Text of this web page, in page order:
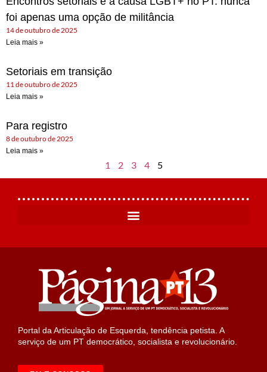
foi apenas uma opção de militância
14 de outubro de 2025
Leia mais »
Setoriais em transição
11 de outubro de 2025
Leia mais »
Para registro
8 de outubro de 2025
Leia mais »
1 2 3 4 5
Portal da Articulação de Esquerda, tendência petista. A
serviço de um PT democrático, socialista e revolucionário.